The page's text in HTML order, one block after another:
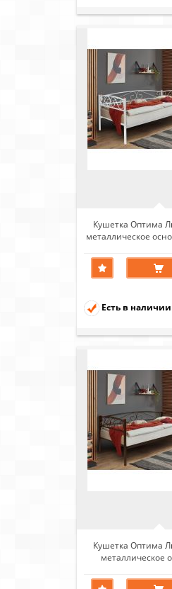
Кушетка Оптима
металлическое
Есть в наличии
Кушетка Оптима
металлическое